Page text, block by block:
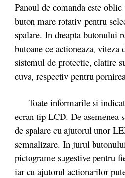
Panoul de comanda este
buton mare rotativ pentru
spalare. In dreapta butonului
butoane ce actioneaza, viteza
sistemul de protectie, clatire
cuva, respectiv pentru
Toate informarile si
ecran tip LCD. De asemenea
de spalare cu ajutorul unor
semnalizare. In jurul
pictograme sugestive pentru
iar cu ajutorul actionarilor